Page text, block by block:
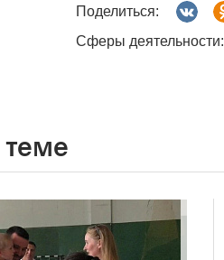
Поделиться:
Сферы деятельности:
теме